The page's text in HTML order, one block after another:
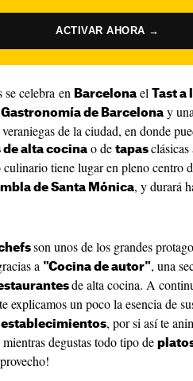
ACTIVAR AHORA →
se celebra en Barcelona el Tast
Gastronomía de Barcelona y
de la ciudad, en donde
alta cocina o de tapas
tiene lugar en pleno centro
de Santa Mónica, y durará
son unos de los grandes
a "Cocina de autor", una
de alta cocina. A
explicamos un poco la esencia de
, por si así te
degustas todo tipo de